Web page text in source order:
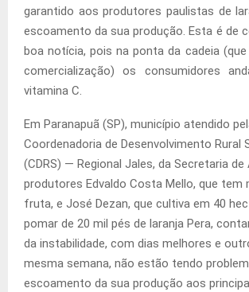
garantido aos produtores paulistas de
escoamento da sua produção. Esta é de
boa notícia, pois na ponta da cadeia
comercialização) os consumidores
vitamina C.
Em Paranapuã (SP), município atendido
Coordenadoria de Desenvolvimento Rural
(CDRS) — Regional Jales, da Secretaria
produtores Edvaldo Costa Mello, que tem
fruta, e José Dezan, que cultiva em 40
pomar de 20 mil pés de laranja Pera,
da instabilidade, com dias melhores e
mesma semana, não estão tendo
escoamento da sua produção aos